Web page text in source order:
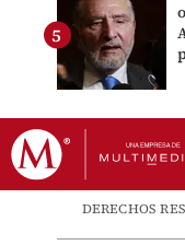
DERECHOS